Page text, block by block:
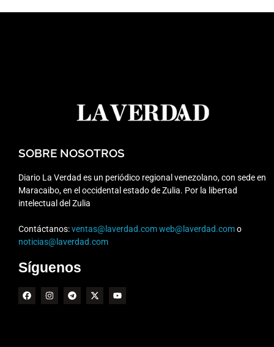
SOBRE NOSOTROS
Diario La Verdad es un periódico regional venezolano, con sede en
Maracaibo, en el occidental estado de Zulia. Por la libertad
intelectual del Zulia
Contáctanos:ventas@laverdad.comweb@laverdad.como
noticias@laverdad.com
Síguenos